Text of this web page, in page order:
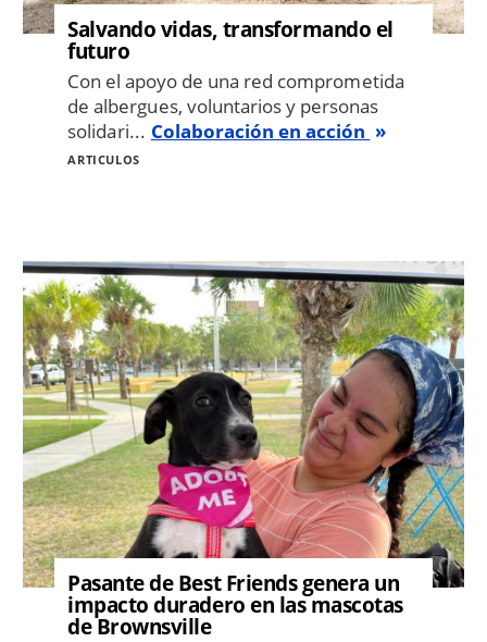
Salvando vidas, transformando el
futuro
Con el apoyo de una red comprometida
de albergues, voluntarios y personas
solidari... Colaboración en acción
ARTICULOS
Image
Pasante de Best Friends genera un
impacto duradero en las mascotas
de Brownsville